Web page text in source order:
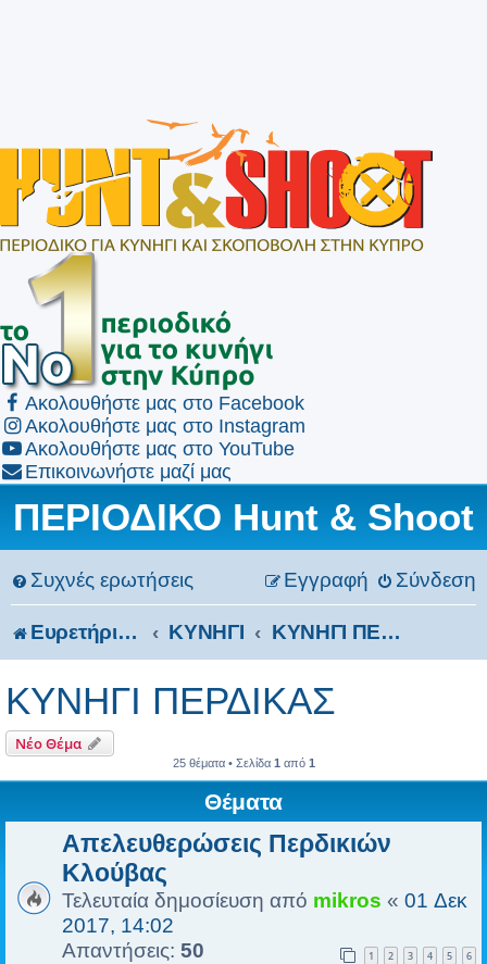
Ακολουθήστε μας στο Facebook
Ακολουθήστε μας στο Instagram
Ακολουθήστε μας στο YouTube
Επικοινωνήστε μαζί μας
ΠΕΡΙΟΔΙΚΟ Hunt & Shoot
Συχνές ερωτήσεις Σύνδεση
Εγγραφή
Ευρετήριο Δ. Συζήτησης ΚΥΝΗΓΙ ΚΥΝΗΓΙ ΠΕΡΔΙΚΑΣ
ΚΥΝΗΓΙ ΠΕΡΔΙΚΑΣ
Νέο Θέμα
25 θέματα • Σελίδα 1 από 1
Θέματα
Απελευθερώσεις Περδικιών
Κλούβας
Τελευταία δημοσίευση από mikros « 01 Δεκ
2017, 14:02
Απαντήσεις: 50 1 2 3 4 5 6